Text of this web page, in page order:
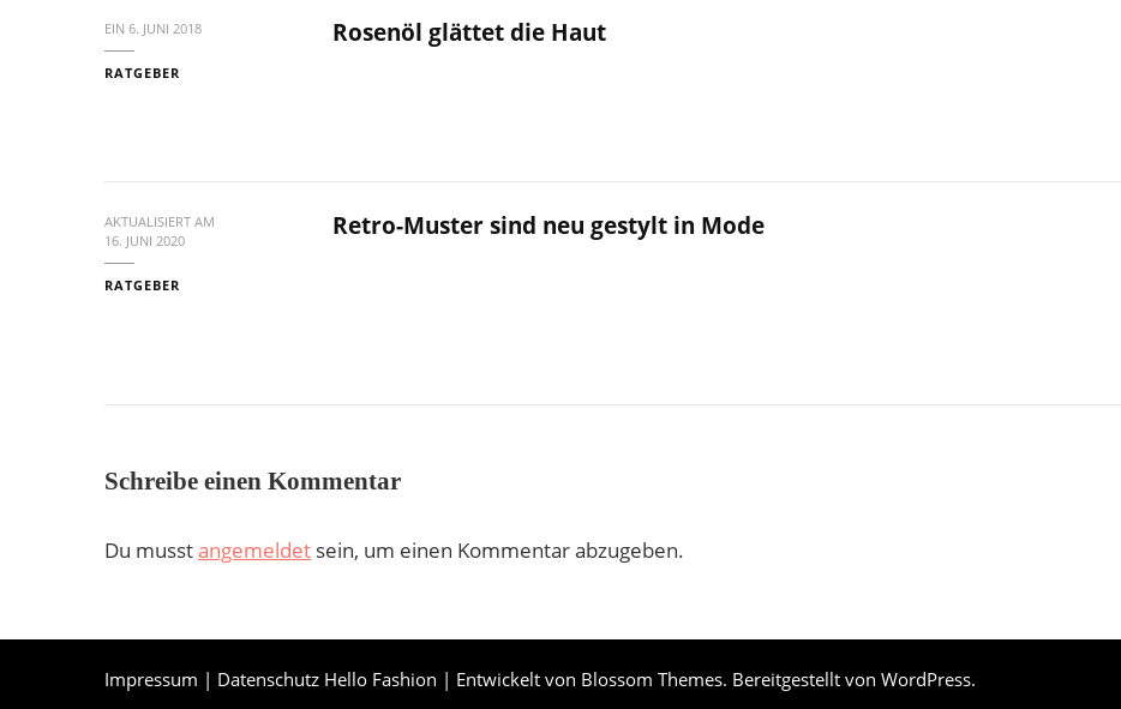
EIN 6. JUNI 2018
RATGEBER
Rosenöl glättet die Haut
AKTUALISIERT AM
16. JUNI 2020
RATGEBER
Retro-Muster sind neu gestylt in Mode
Schreibe einen Kommentar
Du musstangemeldet sein, um einen Kommentar abzugeben.
Impressum | Datenschutz Hello Fashion | Entwickelt von Blossom Themes. Bereitgestellt von WordPress.